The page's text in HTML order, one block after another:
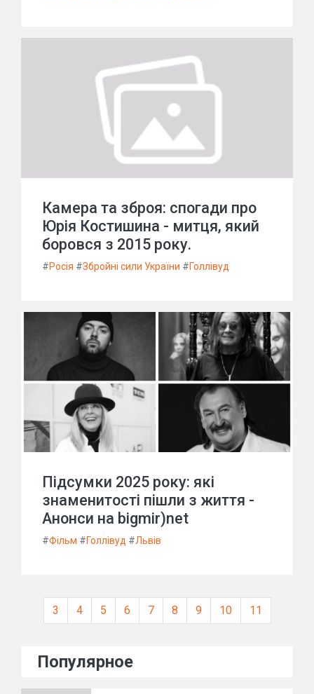
Камера та зброя: спогади про
Юрія Костишина - митця, який
боровся з 2015 року.
#Росія #Збройні сили України #Голлівуд
Підсумки 2025 року: які
знаменитості пішли з життя -
Анонси на bigmir)net
#Фільм #Голлівуд #Львів
3 4 5 6 7 8 9 10 11
Популярное